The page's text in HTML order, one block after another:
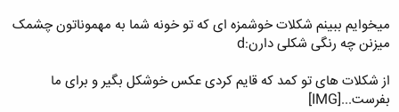
میخوایم ببینم شکلات خوشمزه ای که تو خونه شما به مهموناتون چشمک
میزنن چه رنگی شکلی دارن:d
از شکلات های تو کمد که قایم کردی عکس خوشکل بگیر و برای ما
بفرست...[IMG]